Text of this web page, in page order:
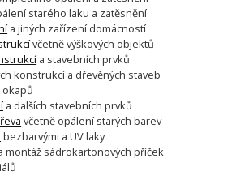
starého laku a zatěsnění
a jiných zařízení domácností
včetně výškových objektů
a stavebních prvků
konstrukcí a dřevěných staveb
okapů
a dalších stavebních prvků
včetně opálení starých barev
bezbarvými a UV laky
montáž sádrokartonových příček